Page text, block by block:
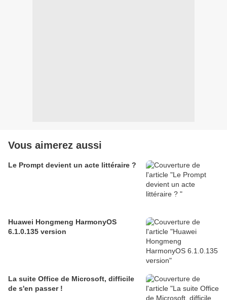
Vous aimerez aussi
Le Prompt devient un acte littéraire ?
Huawei Hongmeng HarmonyOS
6.1.0.135 version
La suite Office de Microsoft, difficile
de s'en passer !